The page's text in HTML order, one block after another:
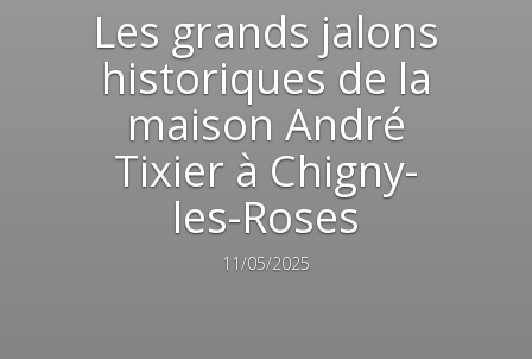
Les grands jalons
historiques de la
maison André
Tixier à Chigny-
les-Roses
11/05/2025